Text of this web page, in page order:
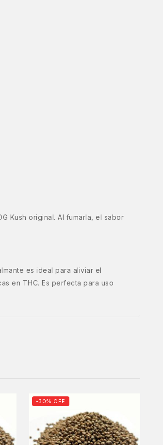
Kush original. Al fumarla, el sabor
es ideal para aliviar el
en THC. Es perfecta para uso
-30% OFF